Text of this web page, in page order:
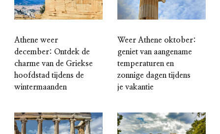
Athene weer
december: Ontdek de
charme van de Griekse
hoofdstad tijdens de
wintermaanden
Weer Athene oktober:
geniet van aangename
temperaturen en
zonnige dagen tijdens
je vakantie